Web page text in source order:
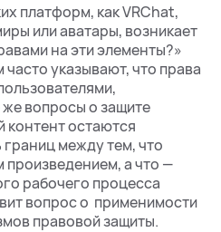
платформ, как VRChat,
или аватары, возникает
на эти элементы?»
указывают, что права
вопросы о защите
контент остаются
между тем, что
произведением, а что —
рабочего процесса
вопрос о применимости
правовой защиты.